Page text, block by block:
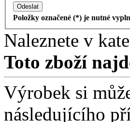
Odeslat
Položky označené (*) je nutné
Naleznete v
Toto zboží
Výrobek si
následujícího